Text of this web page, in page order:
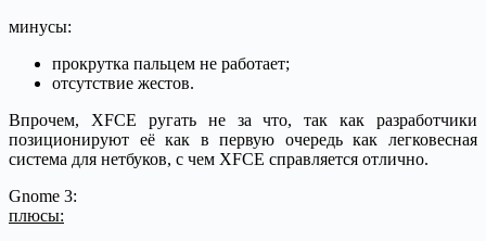
минусы:
прокрутка пальцем не работает;
отсутствие жестов.
Впрочем, XFCE ругать не за что, так как разработчики
позиционируют её как в первую очередь как легковесная
система для нетбуков, с чем XFCE справляется отлично.
Gnome 3:
плюсы: